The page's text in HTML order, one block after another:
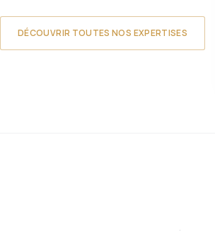
DÉCOUVRIR TOUTES NOS EXPERTISES